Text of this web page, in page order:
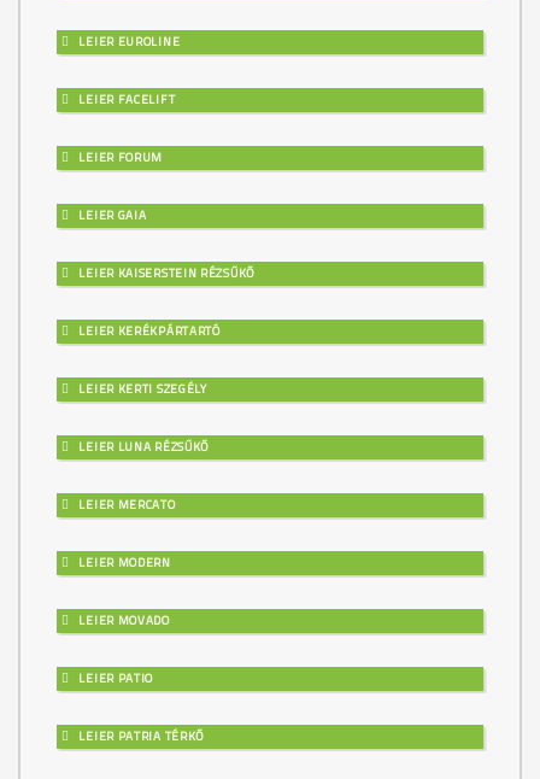
LEIER EUROLINE
LEIER FACELIFT
LEIER FORUM
LEIER GAIA
LEIER KAISERSTEIN RÉZSŰKŐ
LEIER KERÉKPÁRTARTÓ
LEIER KERTI SZEGÉLY
LEIER LUNA RÉZSŰKŐ
LEIER MERCATO
LEIER MODERN
LEIER MOVADO
LEIER PATIO
LEIER PATRIA TÉRKŐ